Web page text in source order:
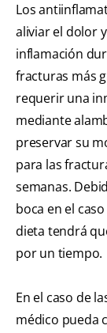
Los
aliviar el dolor
inflamación
fracturas más
requerir una
mediante
preservar su
para las
semanas.
boca en el
dieta tendrá
por un tiempo.
En el caso de
médico pueda